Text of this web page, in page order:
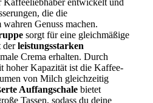
die die
Genuss machen.
sorgt für eine gleichmäßige
derleistungsstarken
Crema erhalten. Durch
hoher Kapazität ist die Kaffee-
von Milch gleichzeitig
Auffangschale bietet
Tassen, sodass du deine